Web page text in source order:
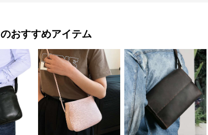
のおすすめアイテム